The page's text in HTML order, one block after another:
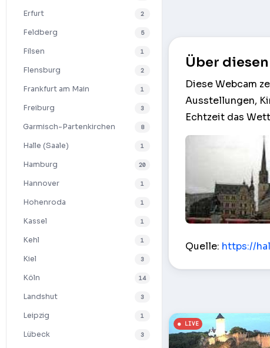
Erfurt 2
Feldberg 5
Filsen 1
Flensburg 2
Frankfurt am Main 1
Freiburg 3
Garmisch-Partenkirchen 8
Halle (Saale) 1
Hamburg 20
Hannover 1
Hohenroda 1
Kassel 1
Kehl 1
Kiel 3
Köln 14
Landshut 3
Leipzig 1
Lübeck 3
Über
Diese Webcam
Ausstellungen,
Echtzeit das
Quelle: https://